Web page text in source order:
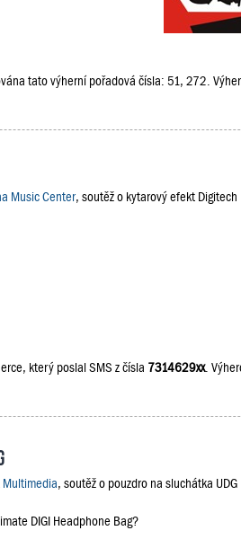
tato výherní pořadová čísla: 51, 272.
Music Center, soutěž o kytarový efekt Digitech
který poslal SMS z čísla 7314629xx.
Multimedia, soutěž o pouzdro na sluchátka UDG
DIGI Headphone Bag?